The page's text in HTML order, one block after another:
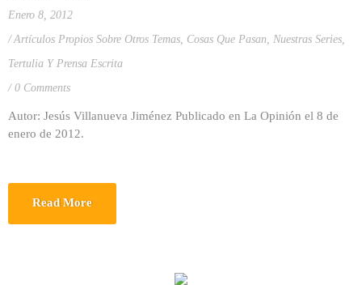
Enero 8, 2012
Artículos Propios Sobre Otros Temas, Cosas Que Pasan, Nuestras Series,
Tertulia Y Prensa Escrita
0 Comments
Autor: Jesús Villanueva Jiménez Publicado en La Opinión el 8 de
enero de 2012.
Read More